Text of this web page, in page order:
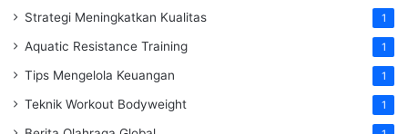
Strategi Meningkatkan Kualitas 1
Aquatic Resistance Training 1
Tips Mengelola Keuangan 1
Teknik Workout Bodyweight 1